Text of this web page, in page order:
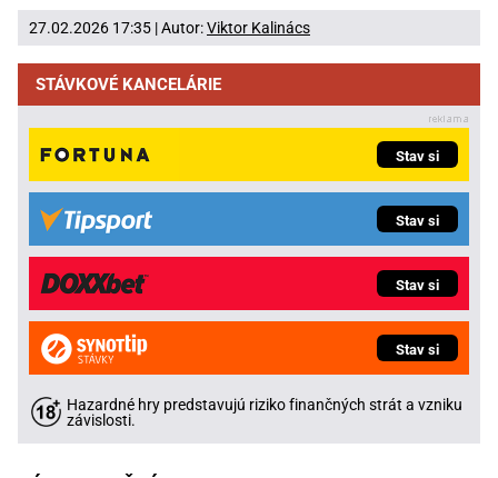
27.02.2026 17:35 | Autor:Viktor Kalinács
STÁVKOVÉ KANCELÁRIE
Stav si
Stav si
Stav si
Stav si
Hazardné hry predstavujú riziko finančných strát a vzniku
závislosti.